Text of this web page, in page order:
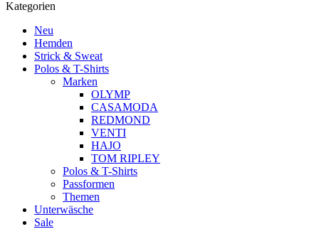
Kategorien
Neu
Hemden
Strick & Sweat
Polos & T-Shirts
Marken
OLYMP
CASAMODA
REDMOND
VENTI
HAJO
TOM RIPLEY
Polos & T-Shirts
Passformen
Themen
Unterwäsche
Sale